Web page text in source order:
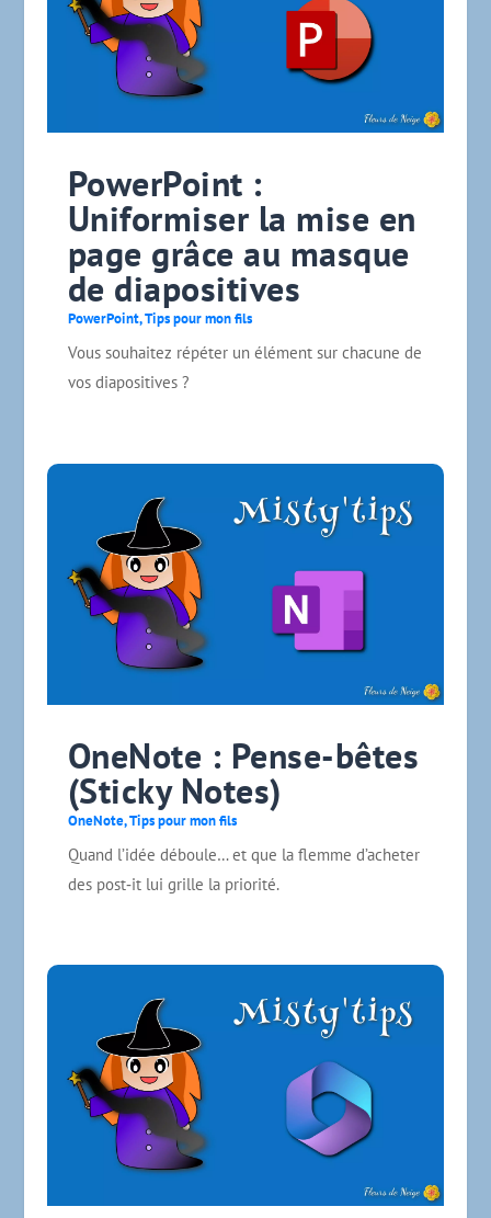
PowerPoint :
Uniformiser la mise en
page grâce au masque
de diapositives
PowerPoint,Tips pour mon fils
Vous souhaitez répéter un élément sur chacune de
vos diapositives ?
OneNote : Pense-bêtes
(Sticky Notes)
OneNote,Tips pour mon fils
Quand l’idée déboule… et que la flemme d’acheter
des post‑it lui grille la priorité.